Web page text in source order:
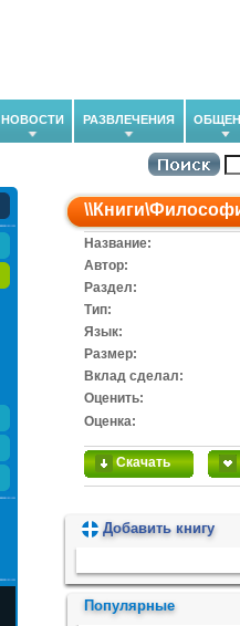
НОВОСТИ РАЗВЛЕЧЕНИЯ
\\Книги\
Название:
Автор:
Раздел:
Тип:
Язык:
Размер:
Вклад сделал:
Оценить:
Оценка:
Скачать
Добавить книгу
Популярные